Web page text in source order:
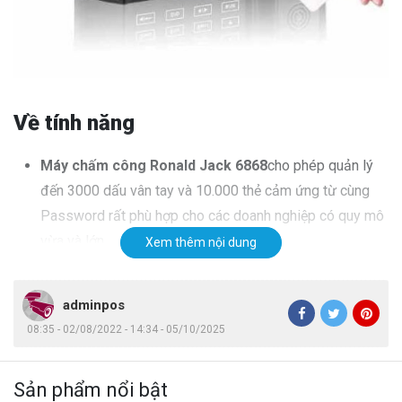
Về tính năng
Máy chấm công Ronald Jack 6868cho phép quản lý
đến 3000 dấu vân tay và 10.000 thẻ cảm ứng từ cùng
Password rất phù hợp cho các doanh nghiệp có quy mô
quét vân tay hoặc thẻ từ thành công giúp nhân viên có
thể tự kiểm tra thông tin của mình ngay lập tức.
xử lý cực nhanh chỉ dưới 1 giây cho một lần chấm công.
Máy chấm công vân tay Ronald Jack 6868
Xem thêm nội dung
adminpos
08:35 - 02/08/2022 - 14:34 - 05/10/2025
Sản phẩm nổi bật